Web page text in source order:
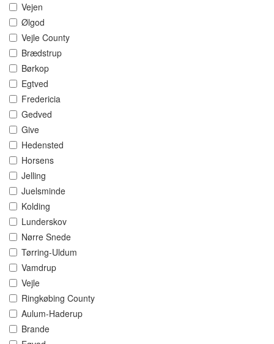
Vejen
Ølgod
Vejle County
Brædstrup
Børkop
Egtved
Fredericia
Gedved
Give
Hedensted
Horsens
Jelling
Juelsminde
Kolding
Lunderskov
Nørre Snede
Tørring-Uldum
Vamdrup
Vejle
Ringkøbing County
Aulum-Haderup
Brande